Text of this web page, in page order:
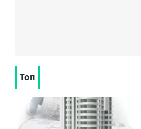
Топ